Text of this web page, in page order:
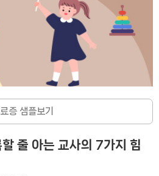
증 샘플보기
줄 아는 교사의 7가지 힘